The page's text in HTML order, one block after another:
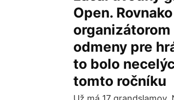
Open.
odmeny pre
to bolo
tomto ročníku